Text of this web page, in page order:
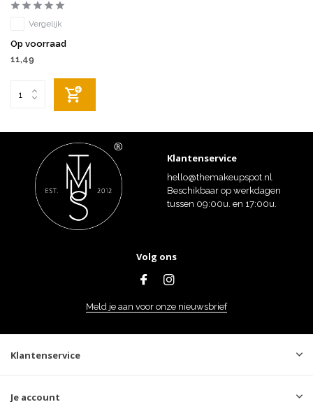
Vergelijk
Op voorraad
11,49
Klantenservice
hello@themakeupspot.nl
Beschikbaar op werkdagen
tussen 09:00u. en 17:00u.
Volg ons
Meld je aan voor onze nieuwsbrief
Klantenservice
Je account